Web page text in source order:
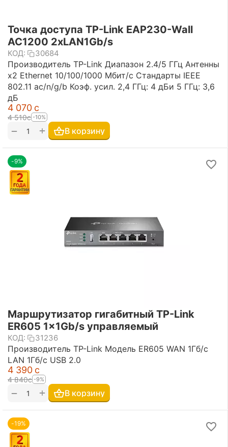
Точка доступа TP-Link EAP230-Wall
AC1200 2xLAN1Gb/s
КОД: 30684
Производитель TP-Link Диапазон 2.4/5 ГГц Антенны
х2 Ethernet 10/100/1000 Мбит/с Стандарты IEEE
802.11 ac/n/g/b Коэф. усил. 2,4 ГГц: 4 дБи 5 ГГц: 3,6
дБ
4 070 с
4 510с -10%
+
− В корзину
-9%
Маршрутизатор гигабитный TP-Link
ER605 1x1Gb/s управляемый
КОД: 31236
Производитель TP-Link Модель ER605 WAN 1Гб/с
LAN 1Гб/с USB 2.0
4 390 с
4 840с -9%
+
− В корзину
-19%